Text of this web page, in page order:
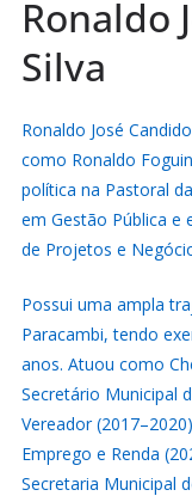
Ronaldo
Silva
Ronaldo José
como Ronaldo
política na Pastoral
em Gestão Pública e
de Projetos e
Possui uma ampla
Paracambi, tendo
anos. Atuou como
Secretário Municipal
Vereador
Emprego e Renda
Secretaria Municipal